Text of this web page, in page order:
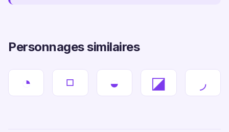
Personnages similaires
◔ ◽ ◒ ◪ ◞